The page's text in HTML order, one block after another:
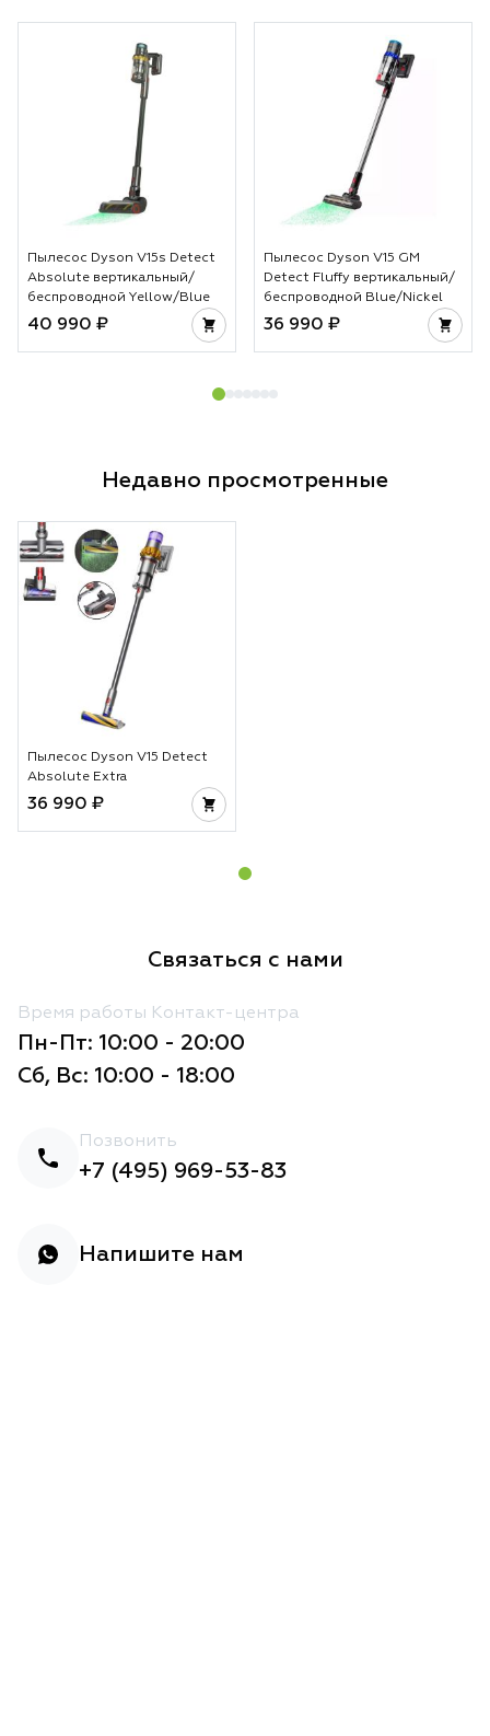
основе лежит
температуры и
особенно важно
За счет этого
аккуратной и вы
предсказуемый
достигается без
не просто
стабильности
Пылесос Dyson V15s Detect
Absolute вертикальный/
беспроводной Yellow/Blue
40 990 ₽
Пылесос Dyson V15 GM
Detect Fluffy вертикальный/
беспроводной Blue/Nickel
36 990 ₽
Недавно просмотренные
Пылесос Dyson V15 Detect
Absolute Extra
36 990 ₽
Связаться с нами
Время работы Контакт-центра
Пн-Пт: 10:00 - 20:00
Сб, Вс: 10:00 - 18:00
Позвонить
+7 (495) 969-53-83
Напишите нам